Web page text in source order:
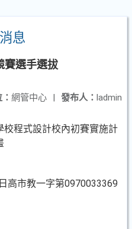
息
賽選手選拔
發布人： ladmin
網管中心 |
程式設計校內初賽實施計
日高市教一字第0970033369